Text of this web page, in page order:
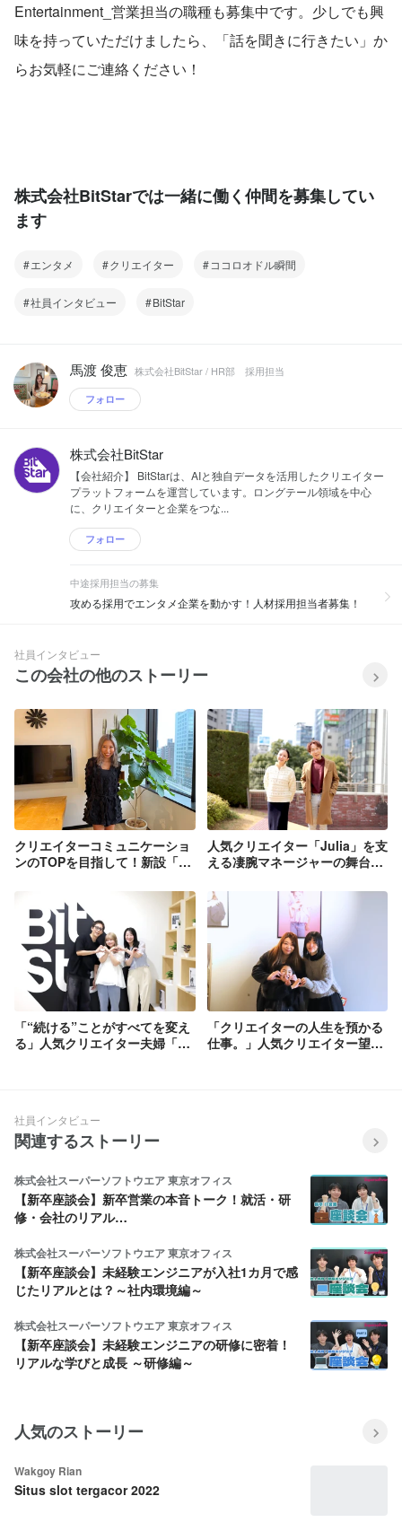
Entertainment_営業担当の職種も募集中です。少しでも興
味を持っていただけましたら、「話を聞きに行きたい」か
らお気軽にご連絡ください！
株式会社BitStarでは一緒に働く仲間を募集してい
ます
エンタメ クリエイター ココロオドル瞬間
社員インタビュー BitStar
馬渡 俊恵 株式会社BitStar / HR部 採用担当
フォロー
株式会社BitStar
【会社紹介】 BitStarは、AIと独自データを活用したクリエイター
プラットフォームを運営しています。ロングテール領域を中心
に、クリエイターと企業をつな...
フォロー
中途採用担当の募集
攻める採用でエンタメ企業を動かす！人材採用担当者募集！
社員インタビュー
この会社の他のストーリー
クリエイターコミュニケーショ
ンのTOPを目指して！新設「ク
部」部長が語る、"BitStarのス
カウト"とは【Starインタビュ
ー】
人気クリエイター「Julia」を支
える凄腕マネージャーの舞台
BitStarのこと聞いてみた！
【Starインタビュー】
「“続ける”ことがすべてを変え
る」人気クリエイター夫婦「り
「クリエイターの人生を預かる
仕事。」人気クリエイター望蘭
社員インタビュー
関連するストーリー
株式会社スーパーソフトウエア 東京オフィス
【新卒座談会】新卒営業の本音トーク！就活・研
修・会社のリアル…
株式会社スーパーソフトウエア 東京オフィス
【新卒座談会】未経験エンジニアが入社1カ月で感
じたリアルとは？～社内環境編～
株式会社スーパーソフトウエア 東京オフィス
【新卒座談会】未経験エンジニアの研修に密着！
リアルな学びと成長 ～研修編～
人気のストーリー
Wakgoy Rian
Situs slot tergacor 2022